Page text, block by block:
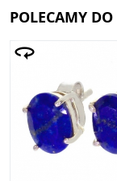
POLECAMY